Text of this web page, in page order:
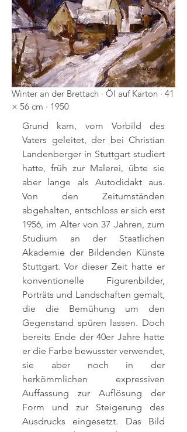
Winter an der Brettach · Öl auf Karton · 41
× 56 cm · 1950
Grund kam, vom Vorbild des
Vaters geleitet, der bei Christian
Landenberger in Stuttgart studiert
hatte, früh zur Malerei, übte sie
aber lange als Autodidakt aus.
Von den Zeitumständen
abgehalten, entschloss er sich erst
1956, im Alter von 37 Jahren, zum
Studium an der Staatlichen
Akademie der Bildenden Künste
Stuttgart. Vor dieser Zeit hatte er
konventionelle Figurenbilder,
Porträts und Landschaften gemalt,
die die Bemühung um den
Gegenstand spüren lassen. Doch
bereits Ende der 40er Jahre hatte
er die Farbe bewusster verwendet,
sie aber noch in der
herkömmlichen expressiven
Auffassung zur Auflösung der
Form und zur Steigerung des
Ausdrucks eingesetzt. Das Bild